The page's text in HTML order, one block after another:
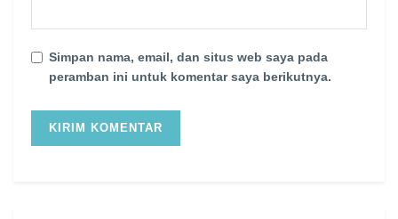
Simpan nama, email, dan situs web saya pada
peramban ini untuk komentar saya berikutnya.